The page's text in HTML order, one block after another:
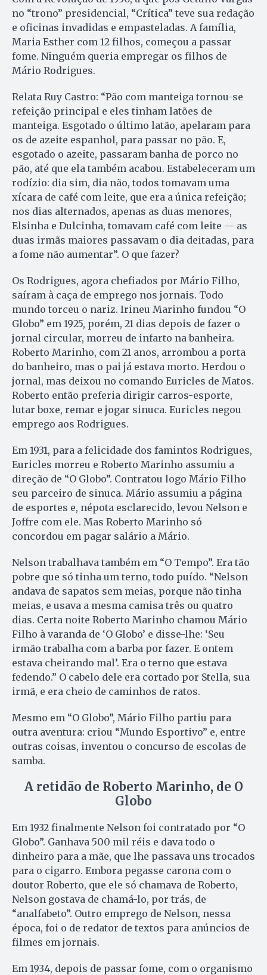
no “trono” presidencial, “Crítica” teve sua redação
e oficinas invadidas e empasteladas. A família,
Maria Esther com 12 filhos, começou a passar
fome. Ninguém queria empregar os filhos de
Mário Rodrigues.
Relata Ruy Castro: “Pão com manteiga tornou-se
refeição principal e eles tinham latões de
manteiga. Esgotado o último latão, apelaram para
os de azeite espanhol, para passar no pão. E,
esgotado o azeite, passaram banha de porco no
pão, até que ela também acabou. Estabeleceram um
rodízio: dia sim, dia não, todos tomavam uma
xícara de café com leite, que era a única refeição;
nos dias alternados, apenas as duas menores,
Elsinha e Dulcinha, tomavam café com leite — as
duas irmãs maiores passavam o dia deitadas, para
a fome não aumentar”. O que fazer?
Os Rodrigues, agora chefiados por Mário Filho,
saíram à caça de emprego nos jornais. Todo
mundo torceu o nariz. Irineu Marinho fundou “O
Globo” em 1925, porém, 21 dias depois de fazer o
jornal circular, morreu de infarto na banheira.
Roberto Marinho, com 21 anos, arrombou a porta
do banheiro, mas o pai já estava morto. Herdou o
jornal, mas deixou no comando Euricles de Matos.
Roberto então preferia dirigir carros-esporte,
lutar boxe, remar e jogar sinuca. Euricles negou
emprego aos Rodrigues.
Em 1931, para a felicidade dos famintos Rodrigues,
Euricles morreu e Roberto Marinho assumiu a
direção de “O Globo”. Contratou logo Mário Filho
seu parceiro de sinuca. Mário assumiu a página
de esportes e, népota esclarecido, levou Nelson e
Joffre com ele. Mas Roberto Marinho só
concordou em pagar salário a Mário.
Nelson trabalhava também em “O Tempo”. Era tão
pobre que só tinha um terno, todo puído. “Nelson
andava de sapatos sem meias, porque não tinha
meias, e usava a mesma camisa três ou quatro
dias. Certa noite Roberto Marinho chamou Mário
Filho à varanda de ‘O Globo’ e disse-lhe: ‘Seu
irmão trabalha com a barba por fazer. E ontem
estava cheirando mal’. Era o terno que estava
fedendo.” O cabelo dele era cortado por Stella, sua
irmã, e era cheio de caminhos de ratos.
Mesmo em “O Globo”, Mário Filho partiu para
outra aventura: criou “Mundo Esportivo” e, entre
outras coisas, inventou o concurso de escolas de
samba.
A retidão de Roberto Marinho, de O
Globo
Em 1932 finalmente Nelson foi contratado por “O
Globo”. Ganhava 500 mil réis e dava todo o
dinheiro para a mãe, que lhe passava uns trocados
para o cigarro. Embora pegasse carona com o
doutor Roberto, que ele só chamava de Roberto,
Nelson gostava de chamá-lo, por trás, de
“analfabeto”. Outro emprego de Nelson, nessa
época, foi o de redator de textos para anúncios de
filmes em jornais.
Em 1934, depois de passar fome, com o organismo